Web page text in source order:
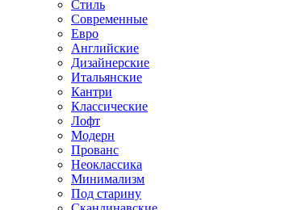
Стиль
Современные
Евро
Английские
Дизайнерские
Итальянские
Кантри
Классические
Лофт
Модерн
Прованс
Неоклассика
Минимализм
Под старину